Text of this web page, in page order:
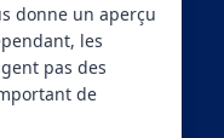
donne un aperçu
les
pas des
de